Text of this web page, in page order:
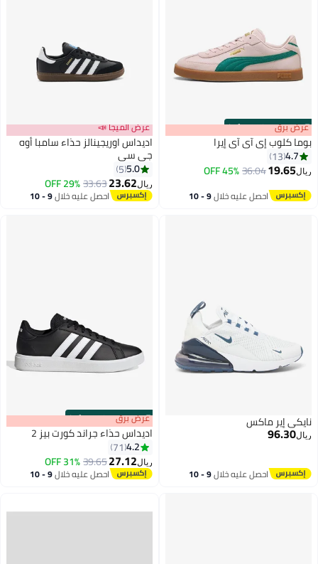
00m:00s
·
100% Left
4
عرض برق
بوما كلوب إي آي آي إيرا
4.7
13
ريال19.65
36.04
45% OFF
احصل عليه خلال 9 - 10
عرض الميجا 📣
اديداس اوريجينالز حذاء سامبا أوه
جي سي
5.0
5
ريال23.62
33.63
29% OFF
احصل عليه خلال 9 - 10
نايكي إير ماكس
ريال96.30
احصل عليه خلال 9 - 10
00m:00s
·
100% Left عرض برق
اديداس حذاء جراند كورت بيز 2
4.2
71
ريال27.12
39.65
31% OFF
احصل عليه خلال 9 - 10